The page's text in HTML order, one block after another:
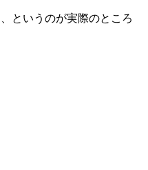
というのが実際のところ